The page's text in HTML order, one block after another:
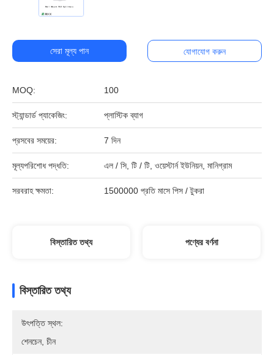
MOQ: 100
স্ট্যান্ডার্ড প্যাকেজিং: প্লাস্টিক ব্যাগ
প্রসবের সময়ের: 7 দিন
মূল্যপরিশোধ পদ্ধতি: এল / সি, টি / টি, ওয়েস্টার্ন ইউনিয়ন, মানিগ্রাম
সরবরাহ ক্ষমতা: 1500000 প্রতি মাসে পিস / টুকরা
সেরা মূল্য পান যোগাযোগ করুন
বিস্তারিত তথ্য পণ্যের বর্ণনা
বিস্তারিত তথ্য
উৎপত্তি স্থল:
শেনচেন, চীন